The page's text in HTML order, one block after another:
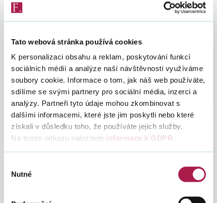
Tato webová stránka používá cookies
K personalizaci obsahu a reklam, poskytování funkcí
sociálních médií a analýze naší návštěvnosti využíváme
soubory cookie. Informace o tom, jak náš web používáte,
sdílíme se svými partnery pro sociální média, inzerci a
analýzy. Partneři tyto údaje mohou zkombinovat s
dalšími informacemi, které jste jim poskytli nebo které
získali v důsledku toho, že používáte jejich služby.
Na tomto odkazu naleznete informace k GDPR.
souhlasu
Nutné
ředitel
Organizační struktura
Sazebník úhrad nákladů za poskytování
informací